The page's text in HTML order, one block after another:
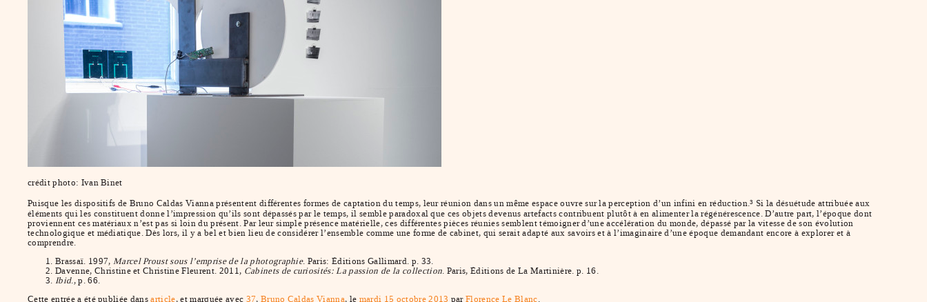
crédit photo: Ivan Binet
Puisque les dispositifs de Bruno Caldas Vianna présentent différentes formes de captation du temps, leur réunion dans un même espace ouvre sur la perception d’un infini en réduction.3 Si la désuétude attribuée aux
éléments qui les constituent donne l’impression qu’ils sont dépassés par le temps, il semble paradoxal que ces objets devenus artefacts contribuent plutôt à en alimenter la régénérescence. D’autre part, l’époque dont
proviennent ces matériaux n’est pas si loin du présent. Par leur simple présence matérielle, ces différentes pièces réunies semblent témoigner d’une accélération du monde, dépassé par la vitesse de son évolution
technologique et médiatique. Dès lors, il y a bel et bien lieu de considérer l’ensemble comme une forme de cabinet, qui serait adapté aux savoirs et à l’imaginaire d’une époque demandant encore à explorer et à
comprendre.
Brassaï. 1997,
Marcel Proust sous l’emprise de la photographie. Paris: Éditions Gallimard. p. 33.
Davenne, Christine et Christine Fleurent. 2011, Cabinets de curiosités: La passion de la collection . Paris, Éditions de La Martinière. p. 16.
Ibid., p. 66.
Cette entrée a été publiée dansarticle , et marquée avec 37 Bruno Caldas Vianna , le mardi 15 octobre 2013 parFlorence Le Blanc